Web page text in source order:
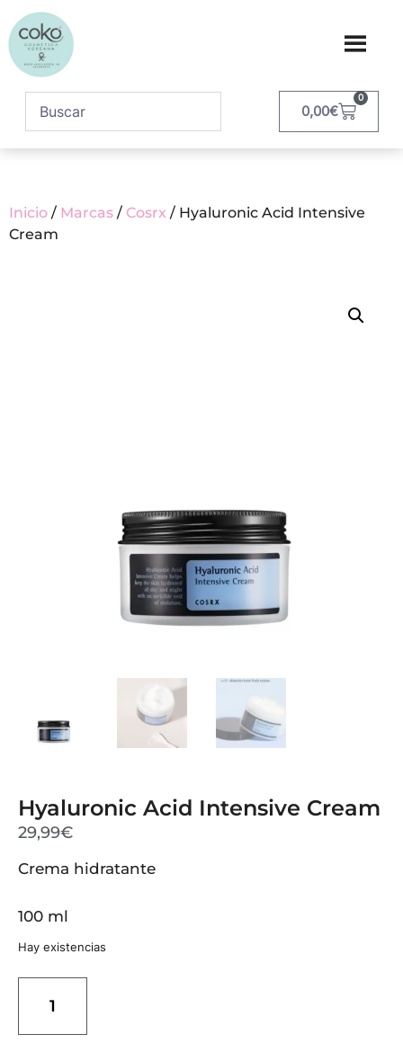
0,00€
0
Inicio / Marcas / Cosrx / Hyaluronic Acid Intensive
Cream
Hyaluronic Acid Intensive Cream
29,99€
Crema hidratante
100 ml
Hay existencias